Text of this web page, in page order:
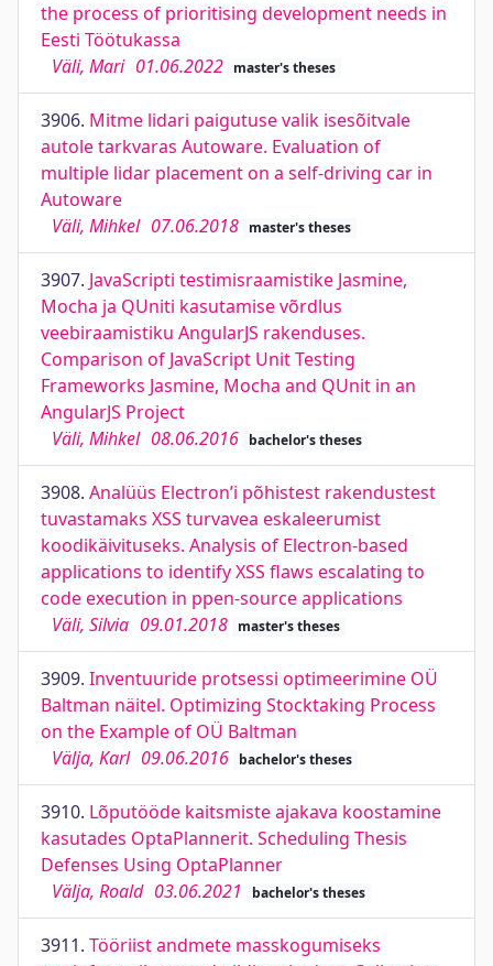
the process of prioritising development needs in
Eesti Töötukassa
Väli, Mari 01.06.2022 master's theses
3906. Mitme lidari paigutuse valik isesõitvale
autole tarkvaras Autoware. Evaluation of
multiple lidar placement on a self-driving car in
Autoware
Väli, Mihkel 07.06.2018 master's theses
3907. JavaScripti testimisraamistike Jasmine,
Mocha ja QUniti kasutamise võrdlus
veebiraamistiku AngularJS rakenduses.
Comparison of JavaScript Unit Testing
Frameworks Jasmine, Mocha and QUnit in an
AngularJS Project
Väli, Mihkel 08.06.2016 bachelor's theses
3908. Analüüs Electron’i põhistest rakendustest
tuvastamaks XSS turvavea eskaleerumist
koodikäivituseks. Analysis of Electron-based
applications to identify XSS flaws escalating to
code execution in ppen-source applications
Väli, Silvia 09.01.2018 master's theses
3909. Inventuuride protsessi optimeerimine OÜ
Baltman näitel. Optimizing Stocktaking Process
on the Example of OÜ Baltman
Välja, Karl 09.06.2016 bachelor's theses
3910. Lõputööde kaitsmiste ajakava koostamine
kasutades OptaPlannerit. Scheduling Thesis
Defenses Using OptaPlanner
Välja, Roald 03.06.2021 bachelor's theses
3911. Tööriist andmete masskogumiseks